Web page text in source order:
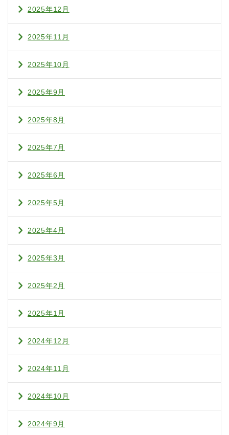
2025年12月
2025年11月
2025年10月
2025年9月
2025年8月
2025年7月
2025年6月
2025年5月
2025年4月
2025年3月
2025年2月
2025年1月
2024年12月
2024年11月
2024年10月
2024年9月